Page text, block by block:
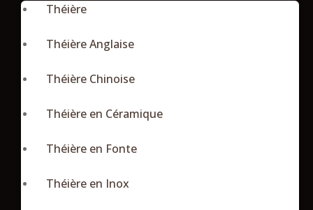
Théière
Théière Anglaise
Théière Chinoise
Théière en Céramique
Théière en Fonte
Théière en Inox